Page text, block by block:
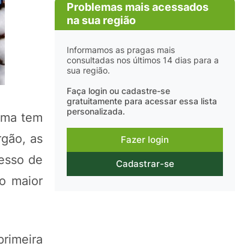
tem
as
de
maior
Problemas mais acessados
na sua região
Informamos as pragas mais
consultadas nos últimos 14 dias para a
sua região.
Faça login ou cadastre-se
gratuitamente para acessar essa lista
personalizada.
Fazer login
Cadastrar-se